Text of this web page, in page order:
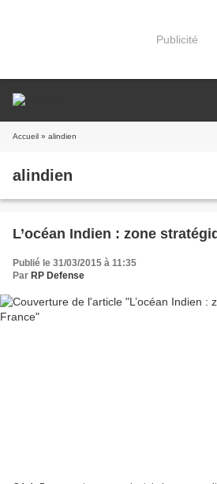
Publicité
Accueil » alindien
alindien
L’océan Indien : zone
Publié le 31/03/2015 à 11:35
Par RP Defense